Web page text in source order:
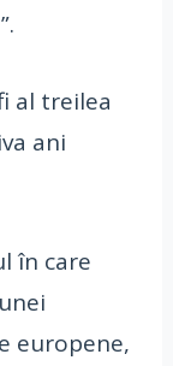
al treilea
ani
în care
europene,